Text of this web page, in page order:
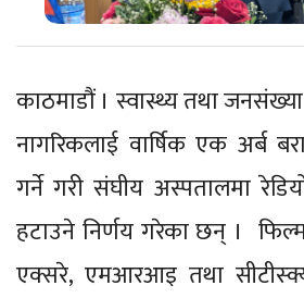
काठमाडौं । स्वास्थ्य तथा जनसंख्या
नागरिकलाई वार्षिक एक अर्ब
गर्ने गरी संघीय अस्पतालमा
हटाउने निर्णय गरेका छन् ।
एक्सरे, एमआरआइ तथा